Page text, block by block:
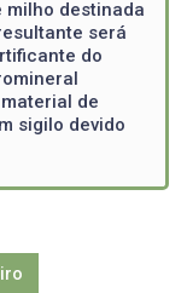
milho destinada
será
do
de
sigilo devido